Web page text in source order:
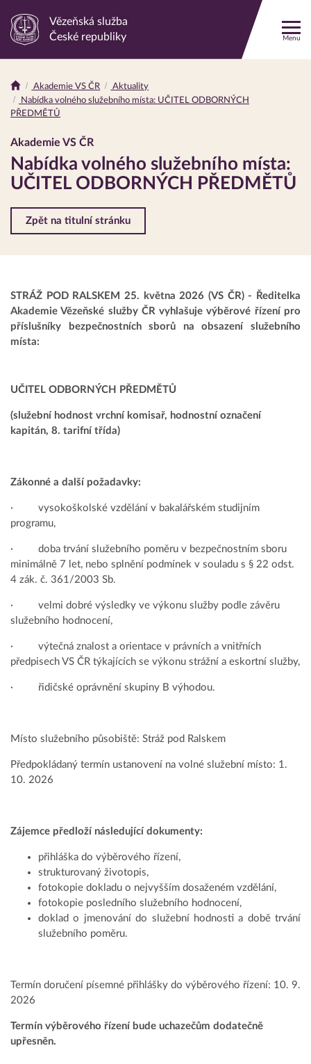
Odkaz
stránku
Vězeňská služba
České republiky
Menu
Drobečková
navigace
Akademie VS ČR
Aktuality
Nabídka volného služebního místa: UČITEL ODBORNÝCH
PŘEDMĚTŮ
Akademie VS ČR
Nabídka volného služebního místa:
UČITEL ODBORNÝCH PŘEDMĚTŮ
Zpět na titulní stránku
STRÁŽ POD RALSKEM 25. května 2026 (VS ČR) - Ředitelka
Akademie Vězeňské služby ČR vyhlašuje výběrové řízení pro
příslušníky bezpečnostních sborů na obsazení služebního
místa:
UČITEL ODBORNÝCH PŘEDMĚTŮ
(služební hodnost vrchní komisař, hodnostní označení
kapitán, 8. tarifní třída)
Zákonné a další požadavky:
· vysokoškolské vzdělání v bakalářském studijním
programu,
· doba trvání služebního poměru v bezpečnostním sboru
minimálně 7 let, nebo splnění podmínek v souladu s § 22 odst.
4 zák. č. 361/2003 Sb.
· velmi dobré výsledky ve výkonu služby podle závěru
služebního hodnocení,
· výtečná znalost a orientace v právních a vnitřních
předpisech VS ČR týkajících se výkonu strážní a eskortní služby,
· řidičské oprávnění skupiny B výhodou.
Místo služebního působiště: Stráž pod Ralskem
Předpokládaný termín ustanovení na volné služební místo: 1.
10. 2026
Zájemce předloží následující dokumenty:
přihláška do výběrového řízení,
strukturovaný životopis,
fotokopie dokladu o nejvyšším dosaženém vzdělání,
fotokopie posledního služebního hodnocení,
doklad o jmenování do služební hodnosti a době trvání
služebního poměru.
Termín doručení písemné přihlášky do výběrového řízení: 10. 9.
2026
Termín výběrového řízení bude uchazečům dodatečně
upřesněn.